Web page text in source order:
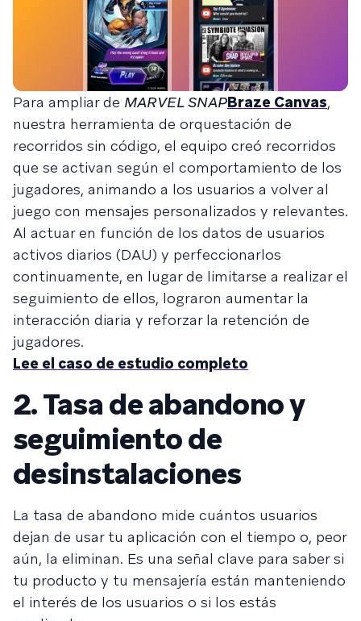
Para ampliar de MARVEL SNAPBraze Canvas,
nuestra herramienta de orquestación de
recorridos sin código, el equipo creó recorridos
que se activan según el comportamiento de los
jugadores, animando a los usuarios a volver al
juego con mensajes personalizados y relevantes.
Al actuar en función de los datos de usuarios
activos diarios (DAU) y perfeccionarlos
continuamente, en lugar de limitarse a realizar el
seguimiento de ellos, lograron aumentar la
interacción diaria y reforzar la retención de
jugadores.
Lee el caso de estudio completo
2. Tasa de abandono y
seguimiento de
desinstalaciones
La tasa de abandono mide cuántos usuarios
dejan de usar tu aplicación con el tiempo o, peor
aún, la eliminan. Es una señal clave para saber si
tu producto y tu mensajería están manteniendo
el interés de los usuarios o si los estás